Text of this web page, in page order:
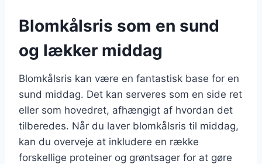
Blomkålsris som en sund
og lækker middag
Blomkålsris kan være en fantastisk base for en
sund middag. Det kan serveres som en side ret
eller som hovedret, afhængigt af hvordan det
tilberedes. Når du laver blomkålsris til middag,
kan du overveje at inkludere en række
forskellige proteiner og grøntsager for at gøre